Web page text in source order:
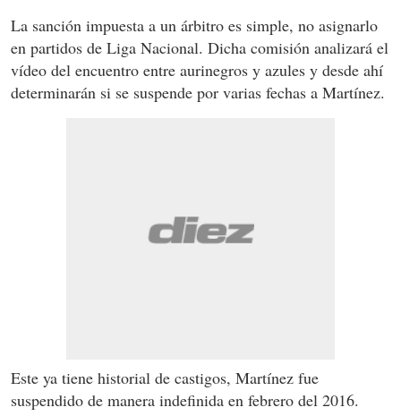
La sanción impuesta a un árbitro es simple, no asignarlo
en partidos de Liga Nacional. Dicha comisión analizará el
vídeo del encuentro entre aurinegros y azules y desde ahí
determinarán si se suspende por varias fechas a Martínez.
Este ya tiene historial de castigos, Martínez fue
suspendido de manera indefinida en febrero del 2016.